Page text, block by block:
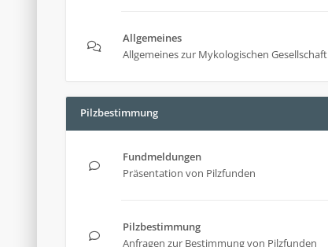
Allgemeines
Allgemeines zur Mykologischen Gesellschaft
Pilzbestimmung
Fundmeldungen
Präsentation von Pilzfunden
Pilzbestimmung
Anfragen zur Bestimmung von Pilzfunden